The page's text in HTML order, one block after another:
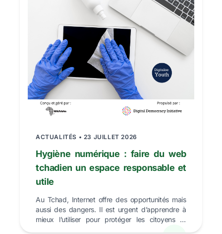
ACTUALITÉS • 23 JUILLET 2026
Hygiène numérique : faire du web
tchadien un espace responsable et
utile
Au Tchad, Internet offre des opportunités mais
aussi des dangers. Il est urgent d’apprendre à
mieux l’utiliser pour protéger les citoyens et